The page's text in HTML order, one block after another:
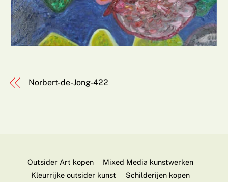
Norbert-de-Jong-422
Outsider Art kopen
Mixed Media kunstwerken
Kleurrijke outsider kunst
Schilderijen kopen